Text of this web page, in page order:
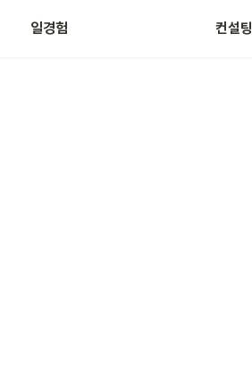
일경험 컨설팅